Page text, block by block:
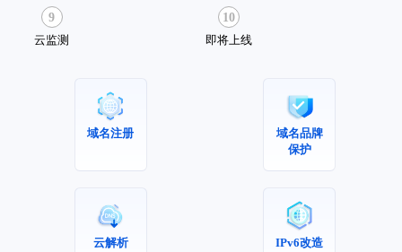
9
云监测
10
即将上线
域名注册
域名品牌
保护
云解析 IPv6改造